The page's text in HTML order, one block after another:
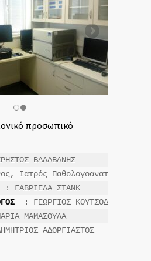
προσωπικό
ΒΑΛΑΒΑΝΗΣ
Ιατρός Παθολογοανατόμος